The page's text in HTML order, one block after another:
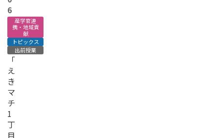
6
産学官連
携・地域貢
献
トピックス
出前授業
「
え
き
マ
チ
1
丁
目